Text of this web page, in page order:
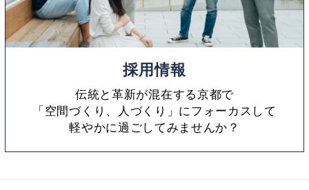
採用情報
伝統と革新が混在する京都で
「空間づくり、人づくり」にフォーカスして
軽やかに過ごしてみませんか？